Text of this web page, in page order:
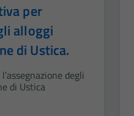
per
alloggi
di Ustica.
degli
di Ustica